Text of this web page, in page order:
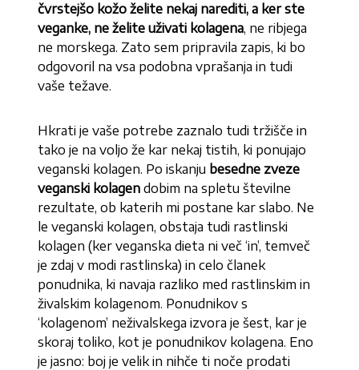
čvrstejšo kožo želite nekaj narediti, a ker ste
veganke, ne želite uživati kolagena, ne ribjega
ne morskega. Zato sem pripravila zapis, ki bo
odgovoril na vsa podobna vprašanja in tudi
vaše težave.
Hkrati je vaše potrebe zaznalo tudi tržišče in
tako je na voljo že kar nekaj tistih, ki ponujajo
veganski kolagen. Po iskanju besedne zveze
veganski kolagen dobim na spletu številne
rezultate, ob katerih mi postane kar slabo. Ne
le veganski kolagen, obstaja tudi rastlinski
kolagen (ker veganska dieta ni več ‘in’, temveč
je zdaj v modi rastlinska) in celo članek
ponudnika, ki navaja razliko med rastlinskim in
živalskim kolagenom. Ponudnikov s
‘kolagenom’ neživalskega izvora je šest, kar je
skoraj toliko, kot je ponudnikov kolagena. Eno
je jasno: boj je velik in nihče ti noče prodati